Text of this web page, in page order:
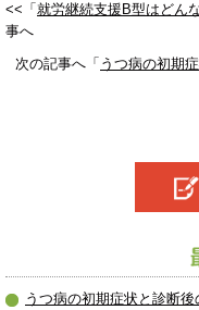
<<「 就労継続支援B型はどん
事へ
次の記事へ「 うつ病の初期
うつ病の初期症状と診断